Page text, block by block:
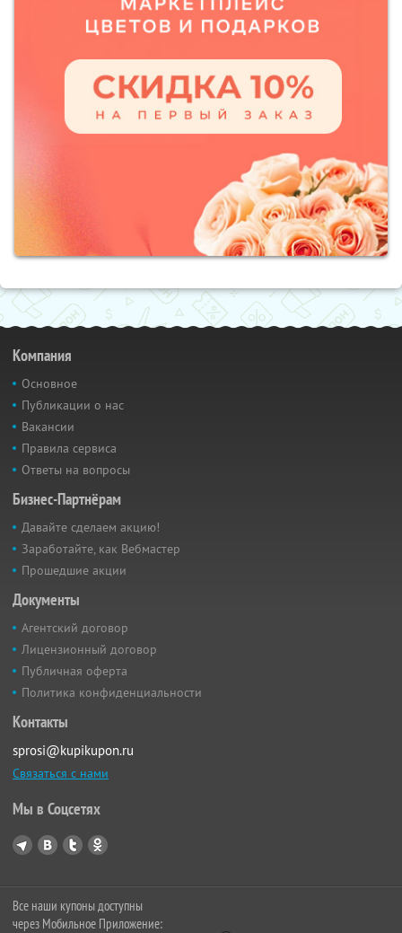
Компания
Основное
Публикации о нас
Вакансии
Правила сервиса
Ответы на вопросы
Бизнес-Партнёрам
Давайте сделаем акцию!
Заработайте, как Вебмастер
Прошедшие акции
Документы
Агентский договор
Лицензионный договор
Публичная оферта
Политика конфиденциальности
Контакты
sprosi@kupikupon.ru
Связаться с нами
Мы в Соцсетях
Все наши купоны доступны
через Мобильное Приложение: